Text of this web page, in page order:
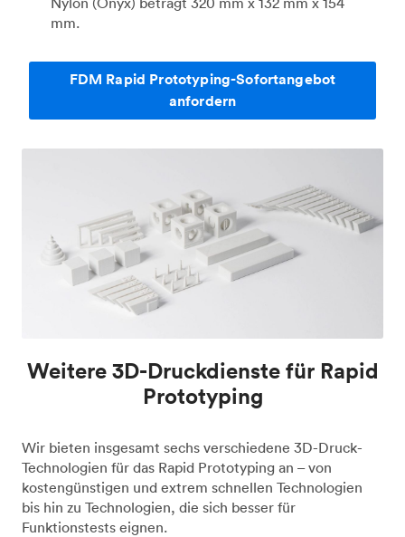
mm.
FDM Rapid Prototyping-Sofortangebot
anfordern
Weitere 3D-Druckdienste für Rapid
Prototyping
Wir bieten insgesamt sechs verschiedene 3D-Druck-
Technologien für das Rapid Prototyping an – von
kostengünstigen und extrem schnellen Technologien
bis hin zu Technologien, die sich besser für
Funktionstests eignen.